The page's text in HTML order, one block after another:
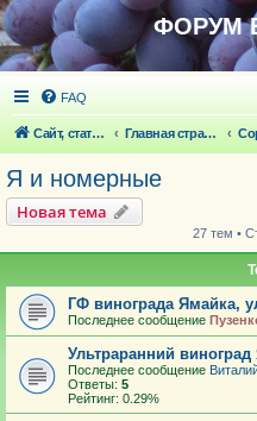
ФОРУМ
FAQ
Сайт, статьи Главная страница
Я и номерные
Новая тема
27 тем •
ГФ винограда Ямайка,
Последнее сообщение
Ультраранний виноград
Последнее сообщение
Ответы: 5
Рейтинг: 0.29%